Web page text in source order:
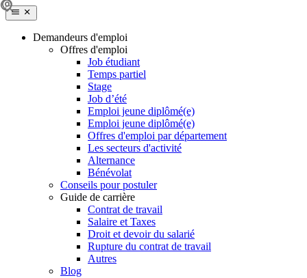
Demandeurs d'emploi
Offres d'emploi
Job étudiant
Temps partiel
Stage
Job d’été
Emploi jeune diplômé(e)
Emploi jeune diplômé(e)
Offres d'emploi par département
Les secteurs d'activité
Alternance
Bénévolat
Conseils pour postuler
Guide de carrière
Contrat de travail
Salaire et Taxes
Droit et devoir du salarié
Rupture du contrat de travail
Autres
Blog